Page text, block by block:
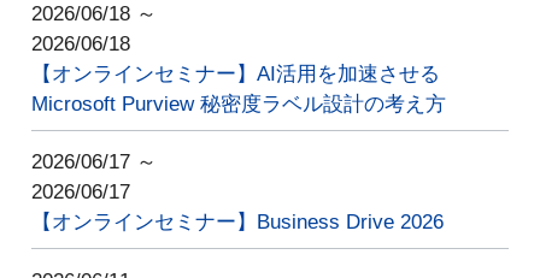
2026/06/18 ～
2026/06/18
【オンラインセミナー】AI活用を加速させる
Microsoft Purview 秘密度ラベル設計の考え方
2026/06/17 ～
2026/06/17
【オンラインセミナー】Business Drive 2026